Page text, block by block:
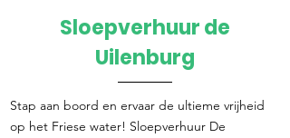
Direct reserveren
Sloepverhuur de
Uilenburg
Stap aan boord en ervaar de ultieme vrijheid
op het Friese water! Sloepverhuur De